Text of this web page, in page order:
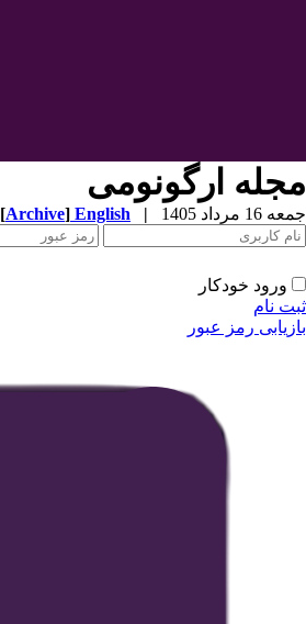
مجله ارگونومی
جمعه 16 مرداد 1405 |
English
[Archive]
ورود خودکار
ثبت نام
بازیابی رمز عبور